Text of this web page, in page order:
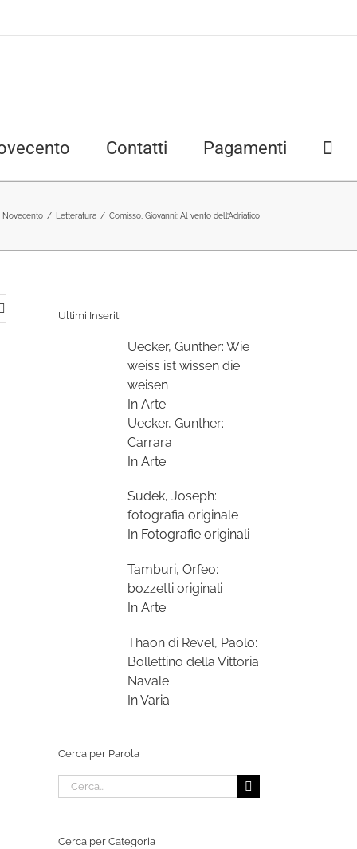
Contatti Pagamenti
Novecento / Letteratura / Comisso, Giovanni: Al vento dell’Adriatico
Ultimi Inseriti
Uecker, Gunther: Wie
weiss ist wissen die
weisen
In Arte
Uecker, Gunther:
Carrara
In Arte
Sudek, Joseph:
fotografia originale
In Fotografie originali
Tamburi, Orfeo:
bozzetti originali
In Arte
Thaon di Revel, Paolo:
Bollettino della Vittoria
Navale
In Varia
Cerca per Parola
Cerca
per:
Cerca per Categoria